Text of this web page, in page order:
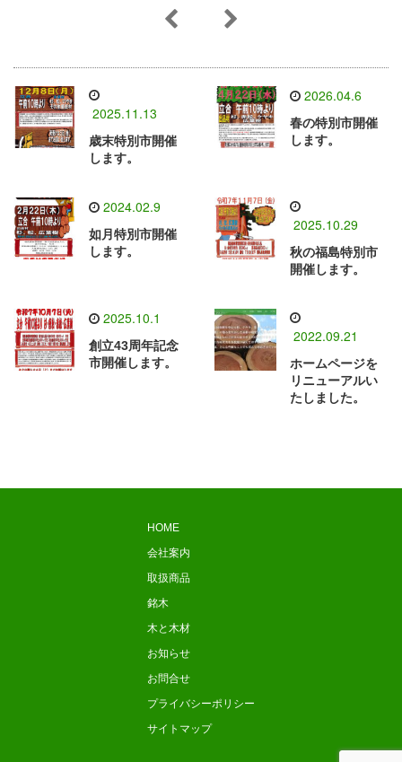
2025.11.13
歳末特別市開催
します。
2026.04.6
春の特別市開催
します。
2024.02.9
如月特別市開催
します。
2025.10.29
秋の福島特別市
開催します。
2025.10.1
創立43周年記念
市開催します。
2022.09.21
ホームページを
リニューアルい
たしました。
HOME
会社案内
取扱商品
銘木
木と木材
お知らせ
お問合せ
プライバシーポリシー
サイトマップ